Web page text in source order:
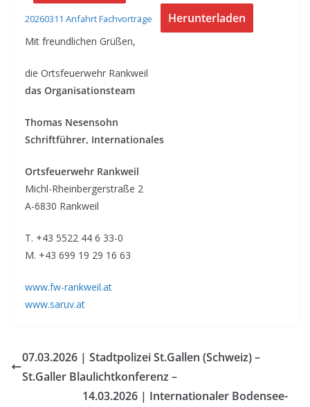
20260311 Anfahrt Fachvorträge Herunterladen
Mit freundlichen Grüßen,
die Ortsfeuerwehr Rankweil
das Organisationsteam
Thomas Nesensohn
Schriftführer, Internationales
Ortsfeuerwehr Rankweil
Michl-Rheinbergerstraße 2
A-6830 Rankweil
T. +43 5522 44 6 33-0
M. +43 699 19 29 16 63
www.fw-rankweil.at
www.saruv.at
07.03.2026 | Stadtpolizei St.Gallen (Schweiz) –
St.Galler Blaulichtkonferenz –
14.03.2026 | Internationaler Bodensee-